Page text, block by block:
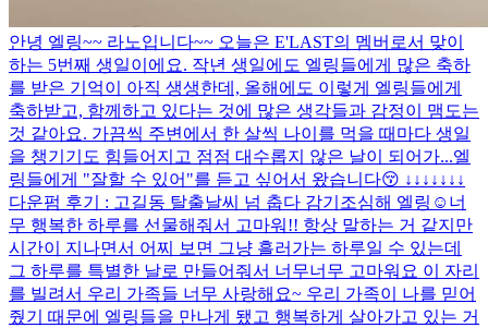
안녕 엘링~~ 라노입니다~~ 오늘은 E'LAST의 멤버로서 맞이
하는 5번째 생일이에요. 작년 생일에도 엘링들에게 많은 축하
를 받은 기억이 아직 생생한데, 올해에도 이렇게 엘링들에게
축하받고, 함께하고 있다는 것에 많은 생각들과 감정이 맴도는
것 같아요. 가끔씩 주변에서 한 살씩 나이를 먹을 때마다 생일
을 챙기기도 힘들어지고 점점 대수롭지 않은 날이 되어가...엘
링들에게 "잘할 수 있어"를 듣고 싶어서 왔습니다😚 ↓↓↓↓↓↓↓
다운펌 후기 : 고길동 탈출날씨 넘 춥다 감기조심해 엘링☺️ 너
무 행복한 하루를 선물해줘서 고마워!! 항상 말하는 거 같지만
시간이 지나면서 어찌 보면 그냥 흘러가는 하루일 수 있는데
그 하루를 특별한 날로 만들어줘서 너무너무 고마워요 이 자리
를 빌려서 우리 가족들 너무 사랑해요~ 우리 가족이 나를 믿어
줬기 때문에 엘링들을 만나게 됐고 행복하게 살아가고 있는 거